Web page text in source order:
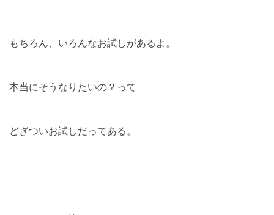
もちろん、いろんなお試しがあるよ。
本当にそうなりたいの？って
どぎついお試しだってある。